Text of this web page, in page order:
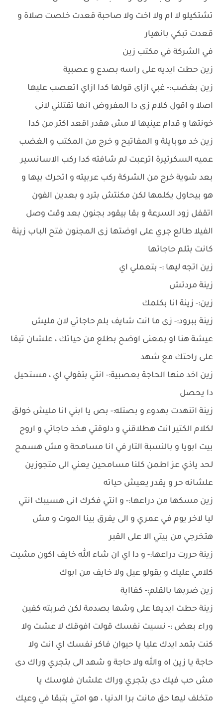
تشتكيلو لا ام ولا اخت ولا صاحبة قعدت خلصت صلاة و
قعدت تبكي بانهيار
في الشركة في مكتب زين
زين حطت ايديه على راسه بصدع و عصبية
زين بغضب:- غبي ازاى قولها كدا ازاي اتعصب عليها
اصلا و اقول كلام زى دا المفروض انها تقتلني لانى
خونتها و قدام عينيها لا مش هقدر اقعد اكتر من كدا
زين خد موبايلة و المفاتيح و خرج من المكتب و الغضب
عميه السكرتيرة اترعبت لم شافته كدا ركب الاسانسير
بعد شوية خرج من الشركة ركب عربيته و اتحرك بيها و
هو بيحاول يكلمها لكن مكنتش بترد و بعدين الفون
اتقفل زود السرعة و بقا بيقود بجنون بعد وقت وصل
الفيلا طالع جري على اوضتها زى المجنون فتح الباب زينة
كانت بتلم حاجاتها
زين اتجه ليها :- بتعملي اي
زينة مردتش
زين:- زينة انا بكلمك
زينة ببرود:- زى ما انت شايف بلم حاجاتي لان مليش
عيشة هنا او بمعنى اوضح بطلع من حياتك ، علشان تبقا
على راحتك مع شهد
زين اخد منها الحاجة بعصبية:- انتي بتقولي اي ، مستحيل
دا يحصل
زينة اتنهدت بهدوء و بصتله:- بص يا ابني انا مليش خولق
لكلام الكتير انت هطلاقني و دلوقتي هخد حاجاتي و اروح
بيت ابويا و بالنسبة التار في انا مسامحة و مش هسمح
لحد ياذي عز اطمن كلنا مسامحين يعني الى متجوزين
علشانه حر و يقدر يعيش حياته
زين مسكها من دراعها:- و انتي فكرك انى هسيبك انتي
ليا لاخر يوم في عمري و الى يفرق بينا الموت و مش
هتخرجي من بيتي الا على القبر
زينة حررت دراعها:- و دا اي ان شاء الله خايف اكون مشيت
كلامي عليك و يقولو عيل ولا خايف من ابوك
زين ضربها بالقلم:- كفااية
زينة حطت ايديها على وشها بصدمة لكن ضربته كفين
وراء بعض :- نسيت نفسك قولت افوقك لا عشت ولا
كنت بتمد ايدك عليا يا حيوان فاكر نفسك اي انت ولا
حاجة يا زين اه والله ولا حاجة و شهد الى بتجري وراك دى
مش حب فيك دى بتجري وراك علشان فلوسك يا
متخلف ليها حق مانت برا الدنيا ، هو امتي بتبقا في وعيك